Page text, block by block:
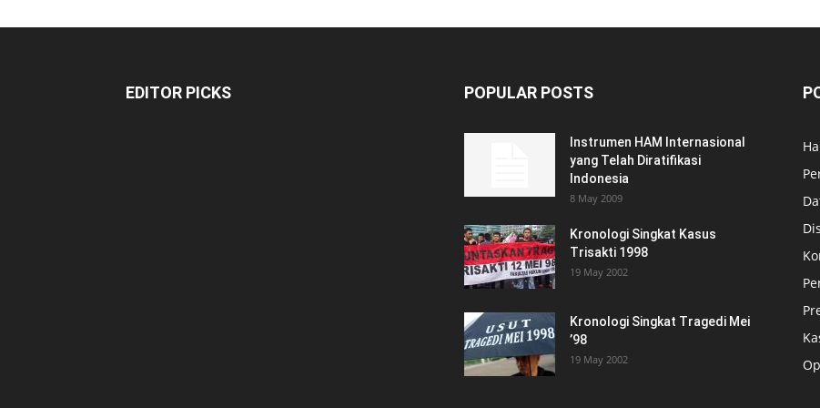
EDITOR PICKS POPULAR POSTS
Instrumen HAM Internasional
yang Telah Diratifikasi
Indonesia
8 May 2009
Kronologi Singkat Kasus
Trisakti 1998
19 May 2002
Kronologi Singkat Tragedi Mei
’98
19 May 2002